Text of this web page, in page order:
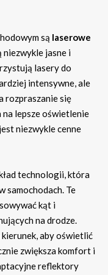
są laserowe
jasne i
lasery do
intensywne, ale
rozpraszanie się
na lepsze oświetlenie
niezwykle cenne
technologii, która
samochodach. Te
kąt i
na drodze.
aby oświetlić
zwiększa komfort i
reflektory